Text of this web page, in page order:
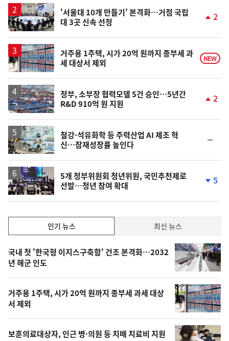
'서울대 10개 만들기' 본격화…거점 국립
대 3곳 신속 선정
계
승
2
거주용 1주택, 시가 20억 원까지 종부세 과
세 대상서 제외
NEW
정부, 소부장 협력모델 5건 승인…5년간
R&D 910억 원 지원
계
2
철강·석유화학 등 주력산업 AI 제조 혁
신…잠재성장률 높인다
일
5개 정부위원회 청년위원, 국민추천제로
선발…청년 참여 확대
계
락
5
기,
최
신,
오
늘
의
영
인기 뉴스 최신 뉴스
기
뉴
스
국내 첫 '한국형 이지스구축함' 건조 본격화…2032
년 해군 인도
거주용 1주택, 시가 20억 원까지 종부세 과세 대상
서 제외
보훈의료대상자, 인근 병·의원 등 치매 치료비 지원